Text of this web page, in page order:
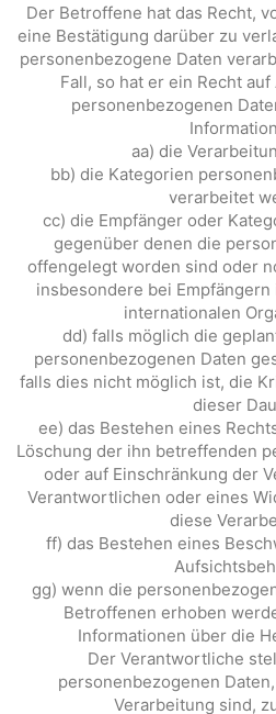
Der Betroffene hat das Recht,
eine Bestätigung darüber zu
personenbezogene Daten
Fall, so hat er ein Recht
personenbezogenen
aa) die
bb) die Kategorien
verarbeitet
cc) die Empfänger oder
gegenüber denen die
offengelegt worden sind oder
insbesondere bei
internationalen
dd) falls möglich die
personenbezogenen Daten
falls dies nicht möglich ist, die
dieser
ee) das Bestehen eines
Löschung der ihn betreffenden
oder auf Einschränkung der
Verantwortlichen oder eines
diese
ff) das Bestehen eines
gg) wenn die
Betroffenen erhoben
Informationen über die
Der Verantwortliche
personenbezogenen
Verarbeitung sind,